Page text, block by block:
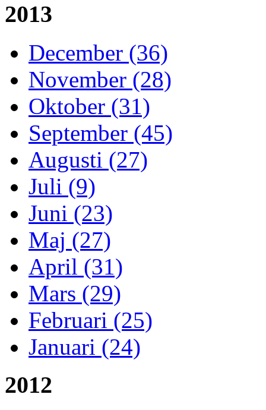
2013
December (36)
November (28)
Oktober (31)
September (45)
Augusti (27)
Juli (9)
Juni (23)
Maj (27)
April (31)
Mars (29)
Februari (25)
Januari (24)
2012